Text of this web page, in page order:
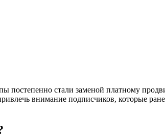
постепенно стали заменой платному
внимание подписчиков, которые